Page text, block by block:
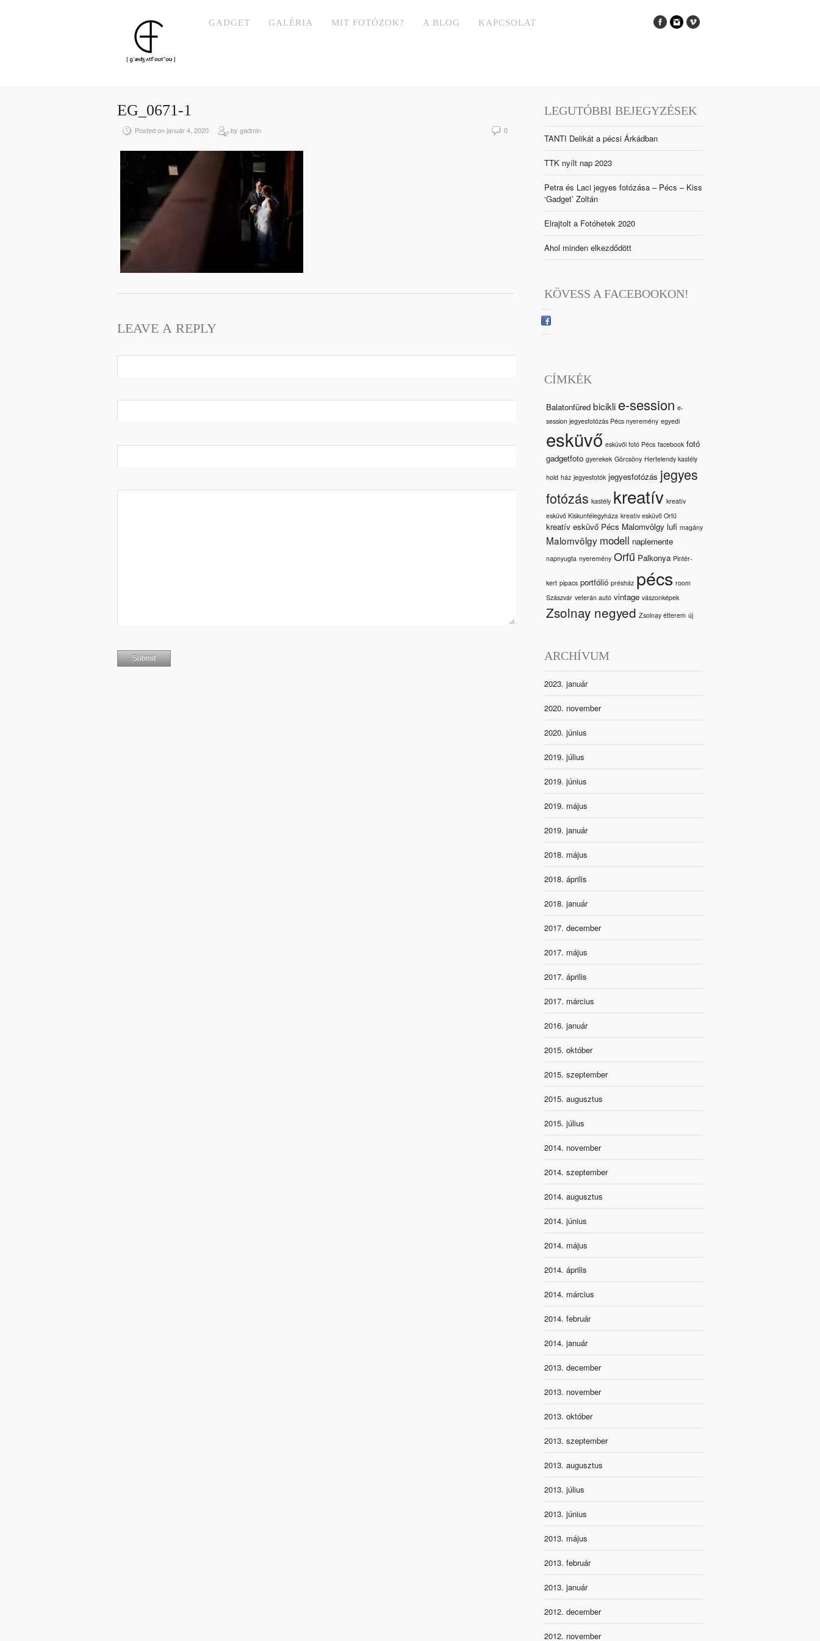
GADGET GALÉRIA MIT FOTÓZOK? A BLOG KAPCSOLAT
EG_0671-1
Posted on január 4, 2020 by gadmin 0
LEAVE A REPLY
LEGUTÓBBI BEJEGYZÉSEK
TANTI Delikát a pécsi Árkádban
TTK nyílt nap 2023
Petra és Laci jegyes fotózása – Pécs – Kiss
‘Gadget’ Zoltán
Elrajtolt a Fotóhetek 2020
Ahol minden elkezdődött
KÖVESS A FACEBOOKON!
CÍMKÉK
Balatonfüred bicikli e-session e-
session jegyesfotózás Pécs nyeremény egyedi
esküvő esküvői fotó Pécs facebook fotó
gadgetfoto gyerekek Görcsöny Hertelendy kastély
hold ház jegyesfotók jegyesfotózás jegyes
fotózás kastély kreatív kreatív
esküvő Kiskunfélegyháza kreatív esküvő Orfű
kreatív esküvő Pécs Malomvölgy lufi magány
Malomvölgy modell naplemente
napnyugta nyeremény Orfű Palkonya Pintér-
kert pipacs portfólió présház pécs room
Szászvár veterán autó vintage vászonképek
Zsolnay negyed Zsolnay étterem új
ARCHÍVUM
2023. január
2020. november
2020. június
2019. július
2019. június
2019. május
2019. január
2018. május
2018. április
2018. január
2017. december
2017. május
2017. április
2017. március
2016. január
2015. október
2015. szeptember
2015. augusztus
2015. július
2014. november
2014. szeptember
2014. augusztus
2014. június
2014. május
2014. április
2014. március
2014. február
2014. január
2013. december
2013. november
2013. október
2013. szeptember
2013. augusztus
2013. július
2013. június
2013. május
2013. február
2013. január
2012. december
2012. november